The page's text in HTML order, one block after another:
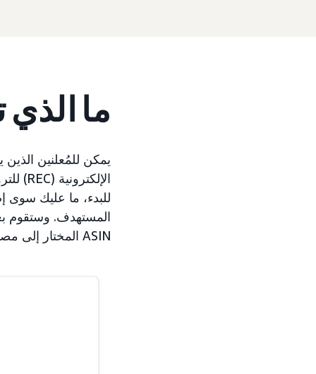
ما الذي
المستهدف. وستقوم
ASIN المختار إلى مصادر التوريد التابعة لطرف خارجي للإعلانات الأصلية ضمن الموجز.